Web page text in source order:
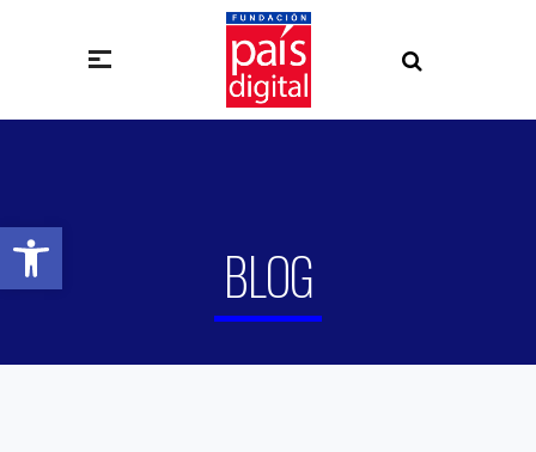
Abrir barra de herramientas
BLOG